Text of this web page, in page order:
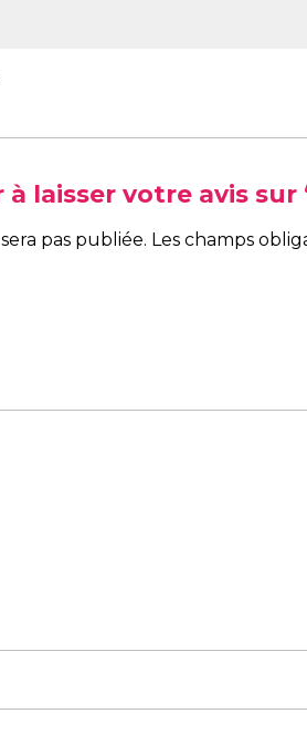
à laisser votre avis sur
pas publiée. Les champs